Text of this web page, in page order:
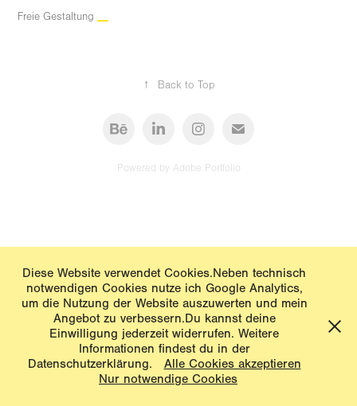
Freie Gestaltung
↑ Back to Top
Powered by Adobe Portfolio
Diese Website verwendet Cookies.Neben technisch
notwendigen Cookies nutze ich Google Analytics,
um die Nutzung der Website auszuwerten und mein
Angebot zu verbessern.Du kannst deine
Einwilligung jederzeit widerrufen. Weitere
Informationen findest du in der
Datenschutzerklärung.
Alle Cookies akzeptieren
Nur notwendige Cookies